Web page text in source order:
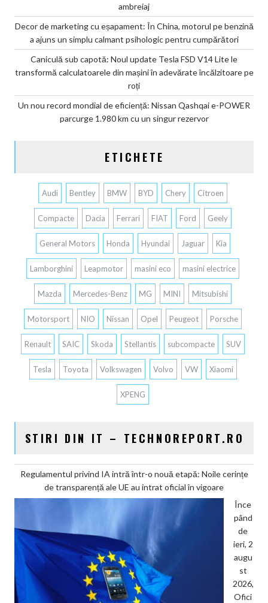
ambreiaj
Decor de marketing cu eșapament: În China, motorul pe benzină
a ajuns un simplu calmant psihologic pentru cumpărători
Caniculă sub capotă: Noul update Tesla FSD V14 Lite le
transformă calculatoarele din mașini în adevărate încălzitoare pe
roți
Un nou record mondial de eficiență: Nissan Qashqai e-POWER
parcurge 1.980 km cu un singur rezervor
ETICHETE
Audi Bentley BMW BYD Chery Citroen
Compacte Dacia Ferrari FIAT Ford Geely
General Motors Honda Hyundai Jaguar Kia
Lamborghini Leapmotor masini eco masini electrice
Mazda Mercedes-Benz MG MINI Mitsubishi
Motorsport NIO Nissan Opel Peugeot Porsche
Renault SAIC Skoda Stellantis subcompacte SUV
Tesla Toyota Volkswagen Volvo VW Xiaomi
XPENG
STIRI DIN IT – TECHNOREPORT.RO
Regulamentul privind IA intră într-o nouă etapă: Noile cerințe
de transparență ale UE au intrat oficial în vigoare
Înce
pând
de
ieri, 2
augu
st
2026,
Ofici